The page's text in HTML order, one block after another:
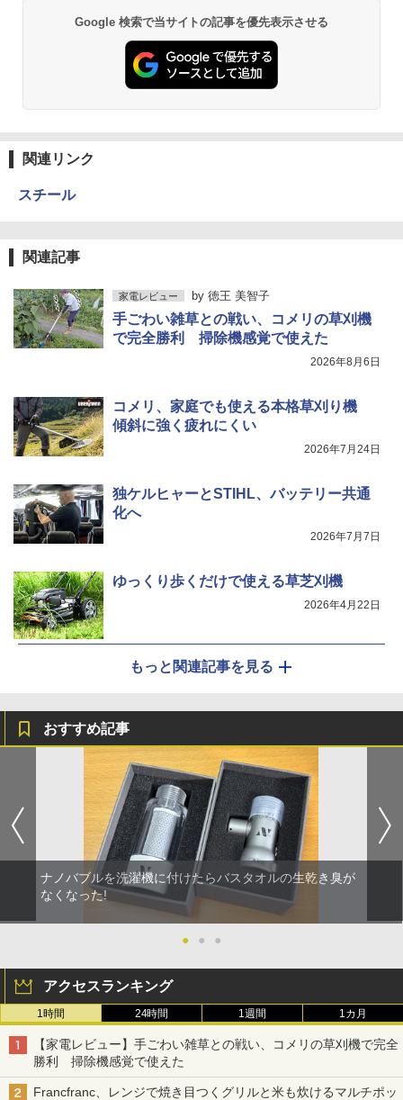
Google 検索で当サイトの記事を優先表示させる
関連リンク
スチール
関連記事
家電レビュー by 徳王 美智子
手ごわい雑草との戦い、コメリの草刈機
で完全勝利 掃除機感覚で使えた
2026年8月6日
コメリ、家庭でも使える本格草刈り機
傾斜に強く疲れにくい
2026年7月24日
独ケルヒャーとSTIHL、バッテリー共通
化へ
2026年7月7日
ゆっくり歩くだけで使える草芝刈機
2026年4月22日
もっと関連記事を見る
おすすめ記事
ナノバブルを洗濯機に付けたらバスタオルの生乾き臭が
なくなった!
● ● ●
アクセスランキング
1時間 24時間 1週間 1カ月
【家電レビュー】手ごわい雑草との戦い、コメリの草刈機で完全
勝利 掃除機感覚で使えた
Francfranc、レンジで焼き目つくグリルと米も炊けるマルチポッ